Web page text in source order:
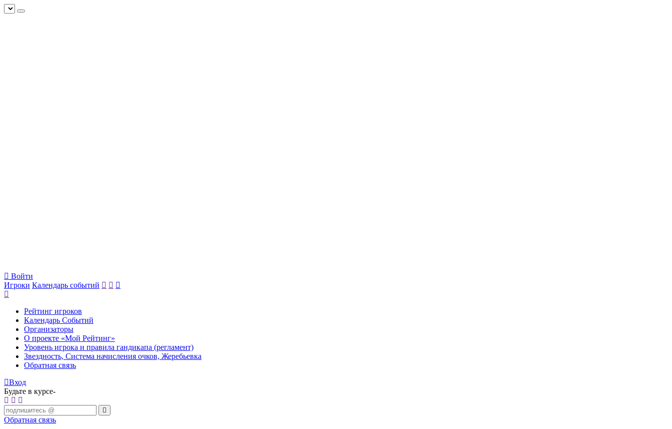
Войти
Игроки Календарь событий
Рейтинг игроков
Календарь Событий
Организаторы
О проекте «Мой Рейтинг»
Уровень игрока и правила гандикапа (регламент)
Звездность, Система начисления очков, Жеребьевка
Обратная связь
Вход
Будьте в курсе-
Обратная связь